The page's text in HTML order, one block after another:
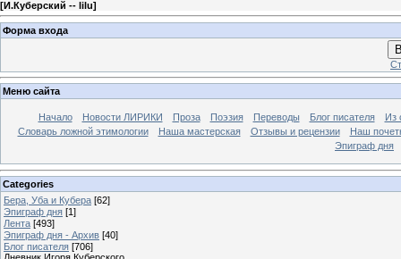
[И.Куберский -- lilu]
Форма входа
Меню сайта
Начало Новости ЛИРИКИ Проза Поэзия Переводы Блог писателя
Из
Словарь ложной этимологии
Наша мастерская Отзывы и рецензии
Наш
Эпиграф дня
Categories
Бера, Уба и Кубера [62]
Эпиграф дня [1]
Лента [493]
Эпиграф дня - Архив [40]
Блог писателя [706]